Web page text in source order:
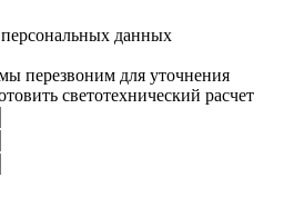
данных
перезвоним для уточнения
светотехнический расчет